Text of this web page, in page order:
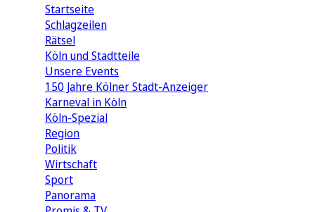
Startseite
Schlagzeilen
Rätsel
Köln und Stadtteile
Unsere Events
150 Jahre Kölner Stadt-Anzeiger
Karneval in Köln
Köln-Spezial
Region
Politik
Wirtschaft
Sport
Panorama